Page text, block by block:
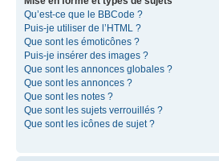
Qu’est-ce que le BBCode ?
Puis-je utiliser de l’HTML ?
Que sont les émoticônes ?
Puis-je insérer des images ?
Que sont les annonces globales ?
Que sont les annonces ?
Que sont les notes ?
Que sont les sujets verrouillés ?
Que sont les icônes de sujet ?